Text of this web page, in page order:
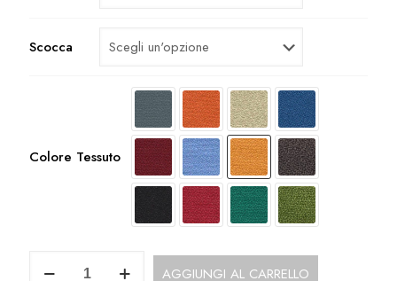
Scocca
Colore Tessuto
Fisse
AGGIUNGI AL CARRELLO